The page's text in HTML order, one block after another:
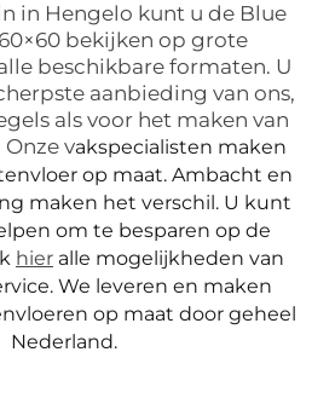
in Hengelo kunt u de Blue
bekijken op grote
beschikbare formaten. U
aanbieding van ons,
als voor het maken van
vakspecialisten maken
op maat. Ambacht en
maken het verschil. U kunt
om te besparen op de
hier alle mogelijkheden van
We leveren en maken
op maat door geheel
Nederland.